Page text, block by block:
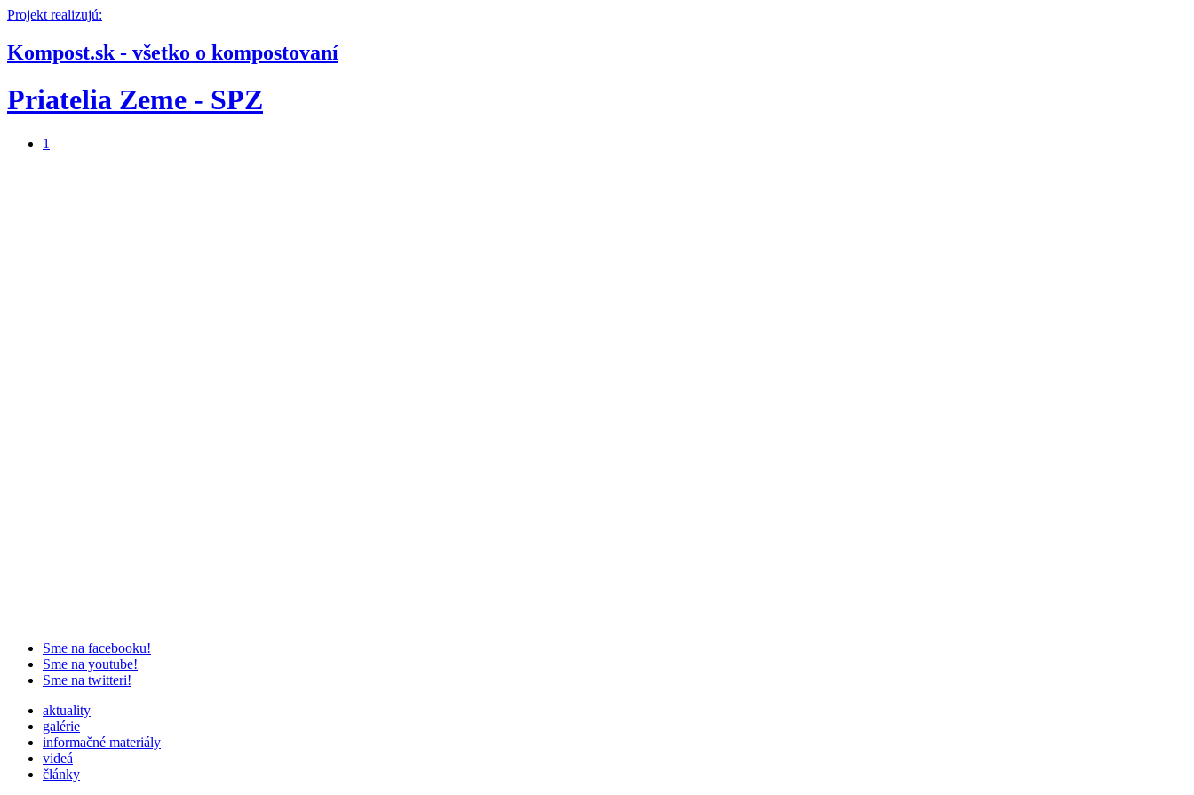
Projekt realizujú:
Kompost.sk - všetko o kompostovaní
Priatelia Zeme - SPZ
1
Sme na facebooku!
Sme na youtube!
Sme na twitteri!
aktuality
galérie
informačné materiály
videá
články